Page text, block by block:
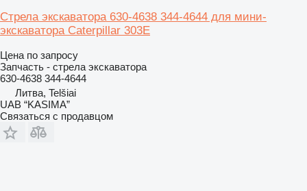
Стрела экскаватора 630-4638 344-4644 для мини-
экскаватора Caterpillar 303E
Цена по запросу
Запчасть - стрела экскаватора
630-4638 344-4644
Литва, Telšiai
UAB “KASIMA”
Связаться с продавцом